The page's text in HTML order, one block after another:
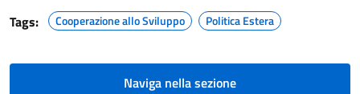
Tags: Cooperazione allo Sviluppo Politica Estera
Naviga nella sezione